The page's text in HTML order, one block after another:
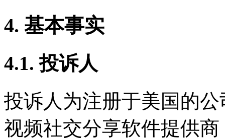
4. 基本事实
4.1. 投诉人
投诉人为注册于美国的
视频社交分享软件提供